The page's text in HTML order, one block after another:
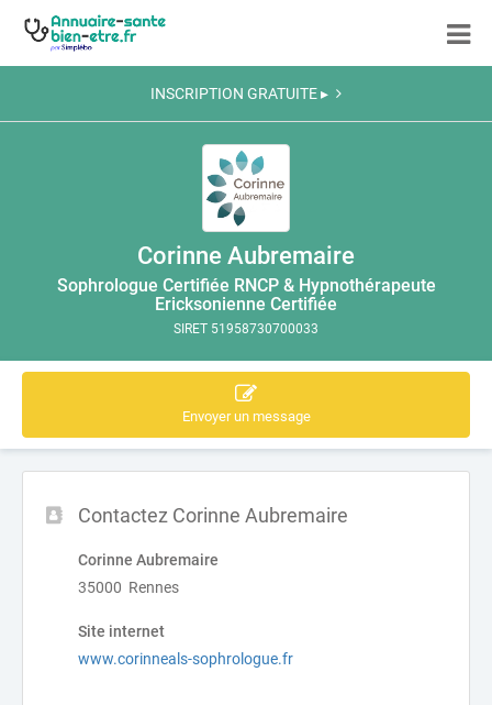
INSCRIPTION GRATUITE ▸
Corinne Aubremaire
Sophrologue Certifiée RNCP & Hypnothérapeute
Ericksonienne Certifiée
SIRET 51958730700033
Envoyer un message
Contactez Corinne Aubremaire
Corinne Aubremaire
35000 Rennes
Site internet
www.corinneals-sophrologue.fr